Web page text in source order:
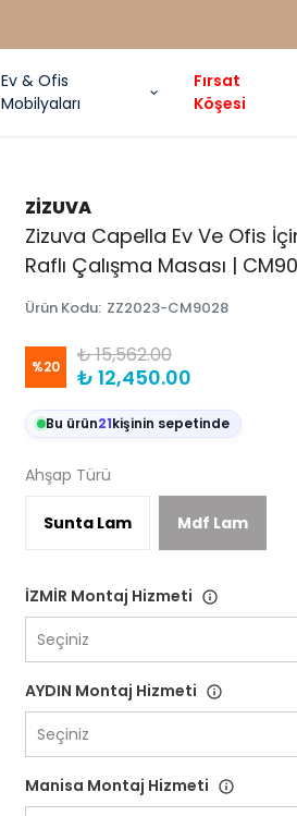
Ev & Ofis
Mobilyaları
Fırsat
Köşesi
ZİZUVA
Zizuva Capella Ev Ve Ofis
Raflı Çalışma Masası |
Ürün Kodu: ZZ2023-CM9028
%20 ₺ 15,562.00
₺ 12,450.00
Bu ürün21kişinin sepetinde
Ahşap Türü
Sunta Lam Mdf Lam
İZMİR Montaj Hizmeti
Seçiniz
AYDIN Montaj Hizmeti
Seçiniz
Manisa Montaj Hizmeti